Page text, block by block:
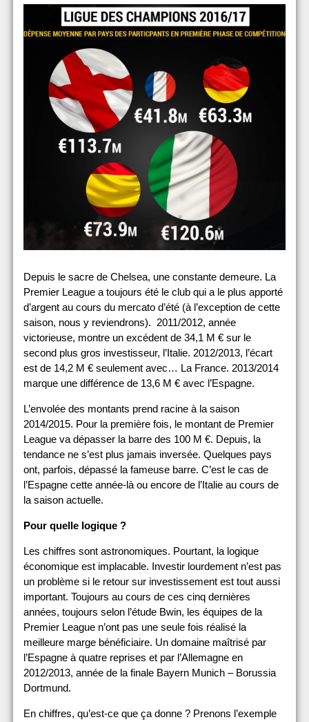
Depuis le sacre de Chelsea, une constante demeure. La
Premier League a toujours été le club qui a le plus apporté
d’argent au cours du mercato d’été (à l’exception de cette
saison, nous y reviendrons). 2011/2012, année
victorieuse, montre un excédent de 34,1 M € sur le
second plus gros investisseur, l’Italie. 2012/2013, l’écart
est de 14,2 M € seulement avec… La France. 2013/2014
marque une différence de 13,6 M € avec l’Espagne.
L’envolée des montants prend racine à la saison
2014/2015. Pour la première fois, le montant de Premier
League va dépasser la barre des 100 M €. Depuis, la
tendance ne s’est plus jamais inversée. Quelques pays
ont, parfois, dépassé la fameuse barre. C’est le cas de
l’Espagne cette année-là ou encore de l’Italie au cours de
la saison actuelle.
Pour quelle logique ?
Les chiffres sont astronomiques. Pourtant, la logique
économique est implacable. Investir lourdement n’est pas
un problème si le retour sur investissement est tout aussi
important. Toujours au cours de ces cinq dernières
années, toujours selon l’étude Bwin, les équipes de la
Premier League n’ont pas une seule fois réalisé la
meilleure marge bénéficiaire. Un domaine maîtrisé par
l’Espagne à quatre reprises et par l’Allemagne en
2012/2013, année de la finale Bayern Munich – Borussia
Dortmund.
En chiffres, qu’est-ce que ça donne ? Prenons l’exemple